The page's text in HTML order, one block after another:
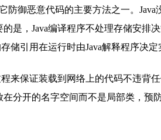
御恶意代码的主要方法之一。Java
是，Java编译程序不处理存储安排
储引用在运行时由Java解释程序决定
保证装载到网络上的代码不违背任
分开的名字空间而不是局部类，预